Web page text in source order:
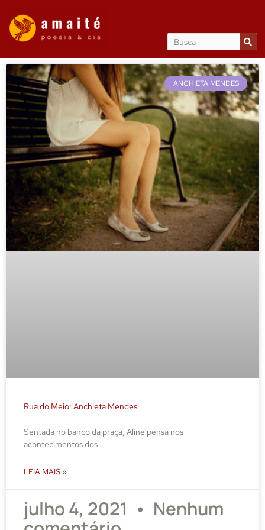
ANCHIETA MENDES
Rua do Meio: Anchieta Mendes
Sentada no banco da praça, Aline pensa nos
acontecimentos dos
LEIA MAIS »
julho 4, 2021
Nenhum